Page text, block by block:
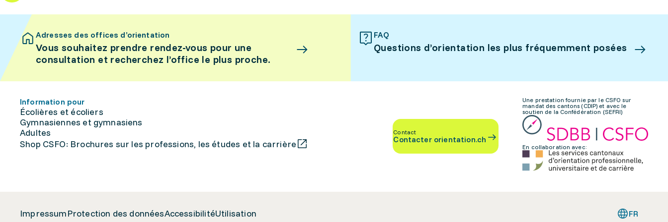
Adresses des offices d’orientation
Vous souhaitez prendre rendez-vous pour une
consultation et recherchez l’office le plus proche.
FAQ
Questions d’orientation les plus fréquemment posées
Information pour
Écolières et écoliers
Gymnasiennes et gymnasiens
Adultes
Shop CSFO: Brochures sur les professions, les études et la carrière
Contact
Contacter orientation.ch
Une prestation fournie par le CSFO sur
mandat des cantons (CDIP) et avec le
soutien de la Confédération (SEFRI)
En collaboration avec:
ImpressumProtection des donnéesAccessibilitéUtilisation FR